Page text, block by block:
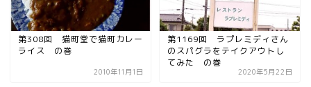
第308回 猫町堂で猫町カレー
ライス の巻
2010年11月1日
第1169回 ラプレミディさん
のスパグラをテイクアウトし
てみた の巻
2020年5月22日